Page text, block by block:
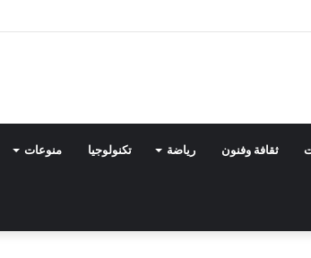
ثقافة وفنون رياضة تكنولوجيا منوعات